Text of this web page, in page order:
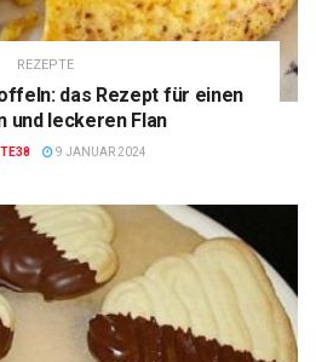
REZEPTE
das Rezept für einen
und leckeren Flan
9 JANUAR 2024